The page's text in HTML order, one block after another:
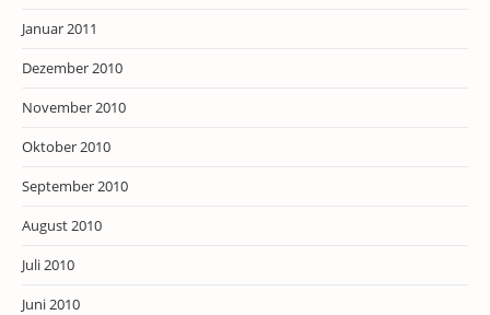
Januar 2011
Dezember 2010
November 2010
Oktober 2010
September 2010
August 2010
Juli 2010
Juni 2010